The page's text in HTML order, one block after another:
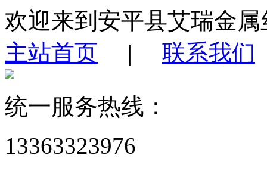
欢迎来到安平县艾瑞金
主站首页 | 联系我们
统一服务热线：
13363323976